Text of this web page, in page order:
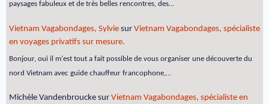
paysages fabuleux et de très belles rencontres, des…
Vietnam Vagabondages, Sylvie sur Vietnam Vagabondages, spécialiste
en voyages privatifs sur mesure.
Bonjour, oui il m'est tout a fait possible de vous organiser une découverte du
nord Vietnam avec guide chauffeur francophone,…
Michèle Vandenbroucke sur Vietnam Vagabondages, spécialiste en